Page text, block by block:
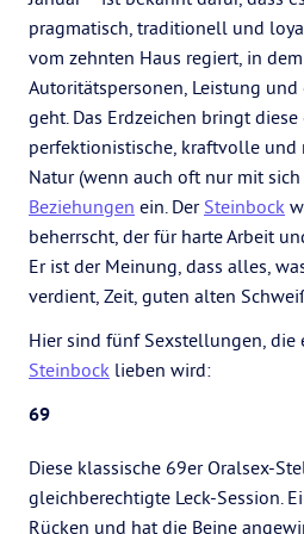
pragmatisch, traditionell und
vom zehnten Haus regiert, in
Autoritätspersonen, Leistung
geht. Das Erdzeichen bringt
perfektionistische, kraftvolle
Natur (wenn auch oft nur mit
Beziehungen ein. Der Steinbock
beherrscht, der für harte Arbeit
Er ist der Meinung, dass alles,
verdient, Zeit, guten alten
Hier sind fünf Sexstellungen,
Steinbock lieben wird:
69
Diese klassische 69er Oralsex-
gleichberechtigte Leck-Session.
Rücken und hat die Beine